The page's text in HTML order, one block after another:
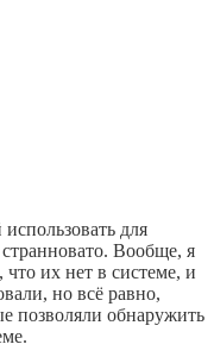
для
Вообще, я
их нет в системе, и
но всё равно,
позволяли обнаружить